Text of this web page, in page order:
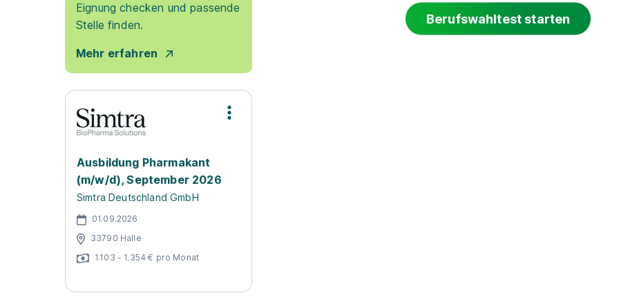
Eignung checken und passende
Stelle finden.
Mehr erfahren
Ausbildung Pharmakant
(m/w/d), September 2026
Simtra Deutschland GmbH
01.09.2026
33790 Halle
1.103 - 1.354 € pro Monat
Berufswahltest starten